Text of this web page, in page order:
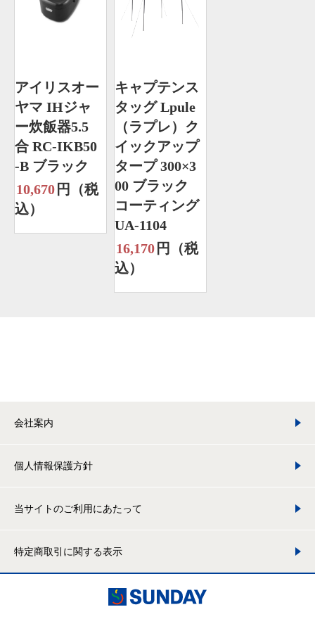
アイリスオー
ヤマ IHジャ
ー炊飯器5.5
合 RC-IKB50
-B ブラック
10,670 円（税
込）
キャプテンス
タッグ Lpule
（ラプレ）ク
イックアップ
タープ 300×3
00 ブラック
コーティング
UA-1104
16,170 円（税
込）
会社案内
個人情報保護方針
当サイトのご利用にあたって
特定商取引に関する表示